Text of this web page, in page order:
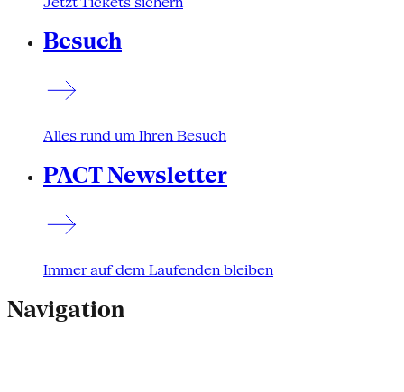
Besuch
Alles rund um Ihren Besuch
PACT Newsletter
Immer auf dem Laufenden bleiben
Navigation